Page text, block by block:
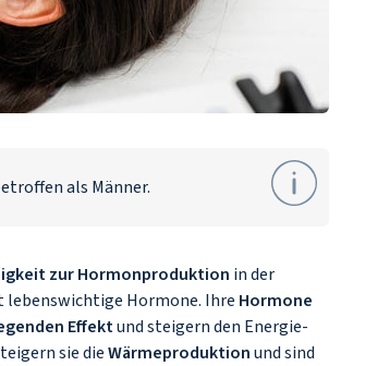
als Männer.
zur Hormonproduktion in der
lebenswichtige Hormone. Ihre Hormone
Effektund steigern den Energie-
sie dieWärmeproduktionund sind